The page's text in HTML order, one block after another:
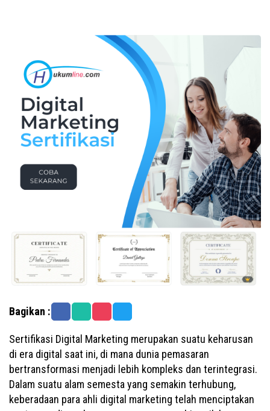
Bagikan :
Sertifikasi Digital Marketing merupakan suatu keharusan
di era digital saat ini, di mana dunia pemasaran
bertransformasi menjadi lebih kompleks dan terintegrasi.
Dalam suatu alam semesta yang semakin terhubung,
keberadaan para ahli digital marketing telah menciptakan